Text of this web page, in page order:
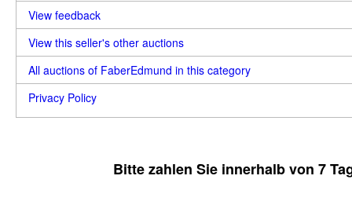
View feedback
View this seller's other auctions
All auctions of FaberEdmund in this category
Privacy Policy
Bitte zahlen Sie innerhalb von 7